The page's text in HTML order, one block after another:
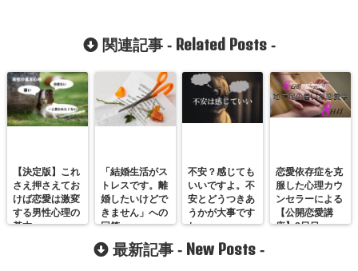
関連記事 - Related Posts-
【決定版】これ
さえ押さえてお
けば恋愛は激変
する男性心理の
基本
「結婚生活がス
トレスです。離
婚したいけどで
きません」への
回答
不安？感じても
いいですよ。不
安とどうつきあ
うかが大事です
ね。
恋愛依存症を克
服した心理カウ
ンセラーによる
【公開恋愛講
座】8日目
最新記事 - New Posts -